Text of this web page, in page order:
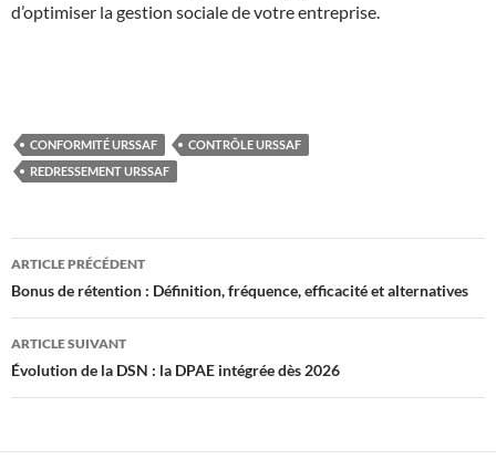
d’optimiser la gestion sociale de votre entreprise.
CONFORMITÉ URSSAF
CONTRÔLE URSSAF
REDRESSEMENT URSSAF
Navigation
des
articles
ARTICLE PRÉCÉDENT
Bonus de rétention : Définition, fréquence, efficacité et alternatives
ARTICLE SUIVANT
Évolution de la DSN : la DPAE intégrée dès 2026